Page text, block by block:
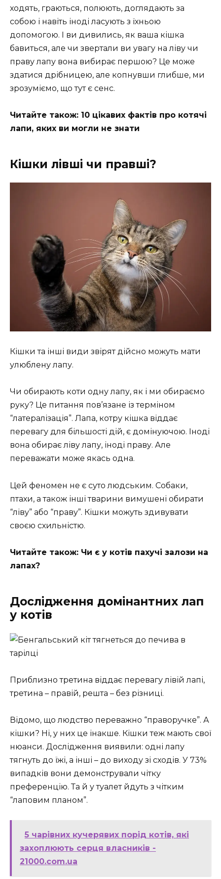
ходять, граються, полюють, доглядають за
собою і навіть іноді ласують з їхньою
допомогою. І ви дивились, як ваша кішка
бавиться, але чи звертали ви увагу на ліву чи
праву лапу вона вибирає першою? Це може
здатися дрібницею, але копнувши глибше, ми
зрозуміємо, що тут є сенс.
Читайте також: 10 цікавих фактів про котячі
лапи, яких ви могли не знати
Кішки лівші чи правші?
Кішки та інші види звірят дійсно можуть мати
улюблену лапу.
Чи обирають коти одну лапу, як і ми обираємо
руку? Це питання пов’язане із терміном
“латералізація”. Лапа, котру кішка віддає
перевагу для більшості дій, є домінуючою. Іноді
вона обирає ліву лапу, іноді праву. Але
переважати може якась одна.
Цей феномен не є суто людським. Собаки,
птахи, а також інші тварини вимушені обирати
“ліву” або “праву”. Кішки можуть здивувати
своєю схильністю.
Читайте також: Чи є у котів пахучі залози на
лапах?
Дослідження домінантних лап
у котів
Приблизно третина віддає перевагу лівій лапі,
третина – правій, решта – без різниці.
Відомо, що людство переважно “праворучке”. А
кішки? Ні, у них це інакше. Кішки теж мають свої
нюанси. Дослідження виявили: одні лапу
тягнуть до їжі, а інші – до виходу зі сходів. У 73%
випадків вони демонстрували чітку
преференцію. Та й у туалет йдуть з чітким
“лаповим планом”.
5 чарівних кучерявих порід котів, які
захоплюють серця власників -
21000.com.ua